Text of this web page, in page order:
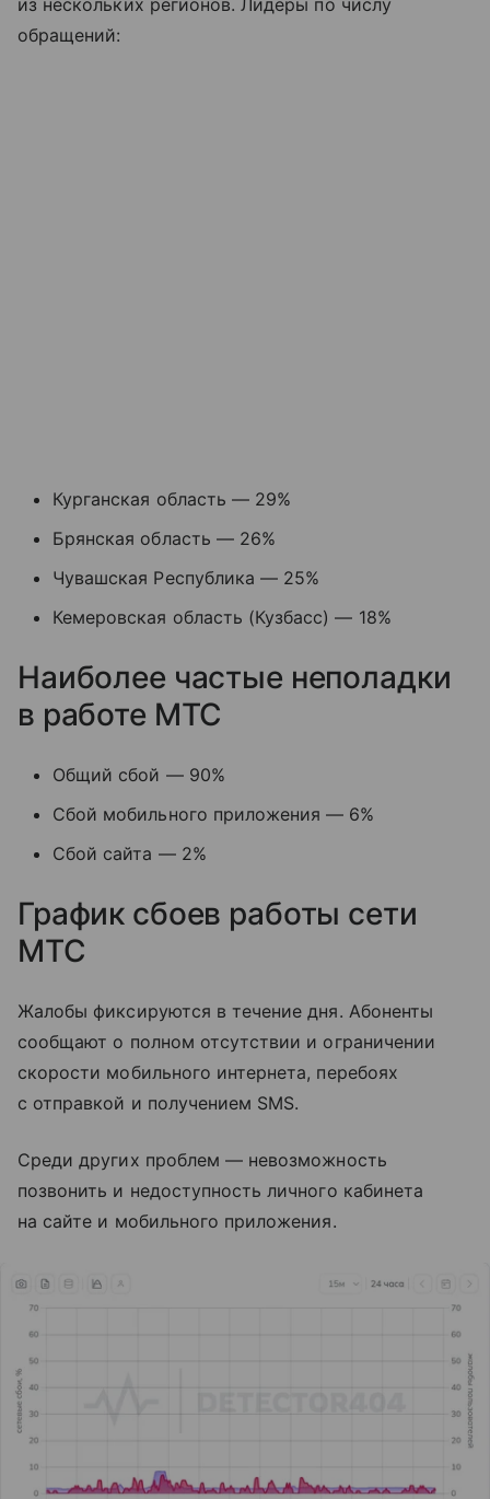
из нескольких регионов. Лидеры по числу
обращений:
Курганская область — 29%
Брянская область — 26%
Чувашская Республика — 25%
Кемеровская область (Кузбасс) — 18%
Наиболее частые неполадки
в работе МТС
Общий сбой — 90%
Сбой мобильного приложения — 6%
Сбой сайта — 2%
График сбоев работы сети
МТС
Жалобы фиксируются в течение дня. Абоненты
сообщают о полном отсутствии и ограничении
скорости мобильного интернета, перебоях
с отправкой и получением SMS.
Среди других проблем — невозможность
позвонить и недоступность личного кабинета
на сайте и мобильного приложения.